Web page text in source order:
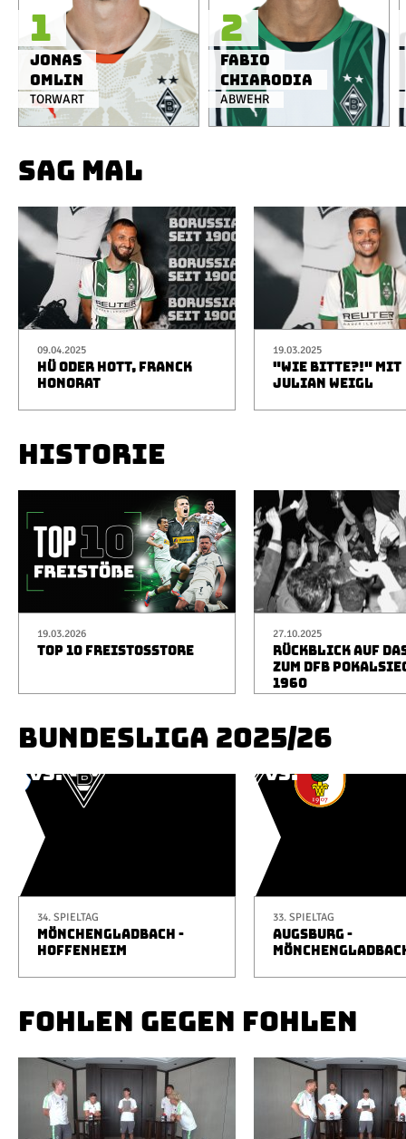
TORWART
Jonas
Omlin
1
ABWEHR
Fabio
Chiarodia
2
SAG MAL
09.04.2025
HÜ ODER HOTT, FRANCK
HONORAT
19.03.2025
"WIE BITTE?!" MIT
JULIAN WEIGL
HISTORIE
19.03.2026
TOP 10 FREISTOSSTORE
27.10.2025
RÜCKBLICK AUF
ZUM DFB
1960
BUNDESLIGA 2025/26
34. SPIELTAG
MÖNCHENGLADBACH -
HOFFENHEIM
33. SPIELTAG
AUGSBURG -
FOHLEN GEGEN FOHLEN